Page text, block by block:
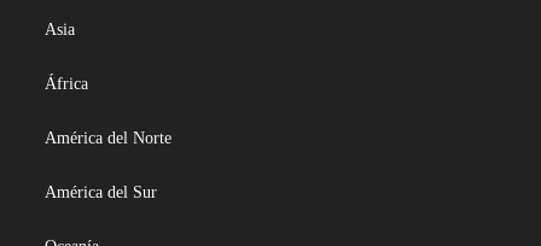
Asia
África
América del Norte
América del Sur